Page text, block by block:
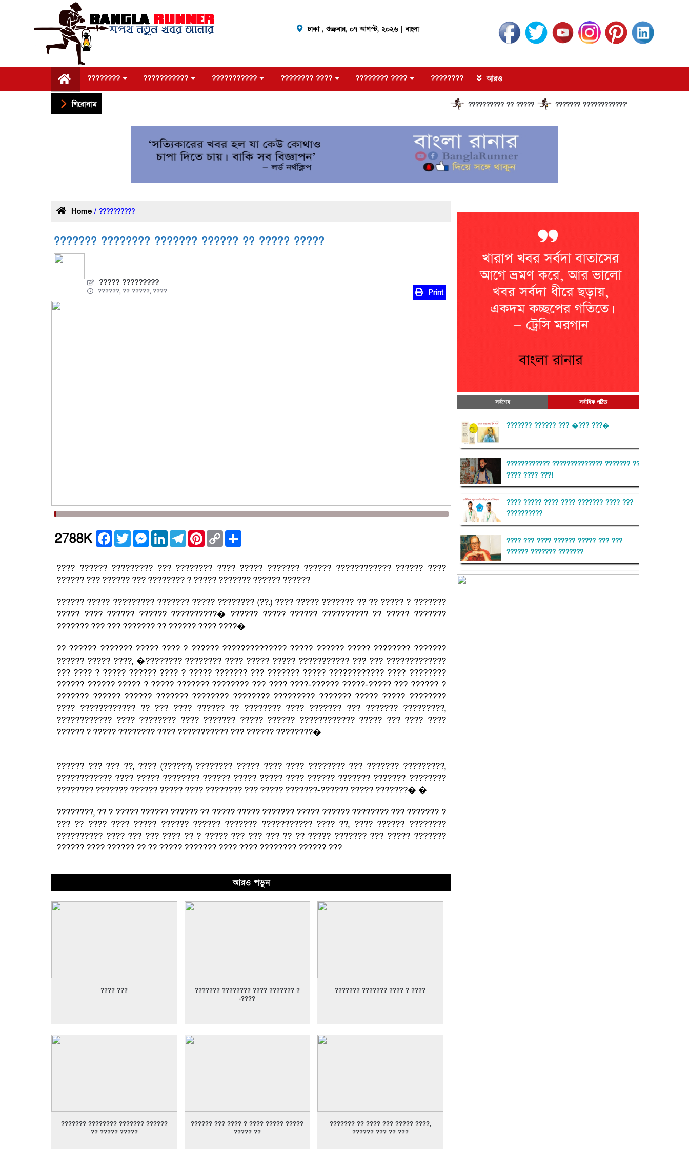
ঢাকা , শুক্রবার, ০৭ আগস্ট, ২০২৬| বাংলা
???????? ??????????? ??????????? ???????? ???? ???????? ???? ???????? আরও
শিরোনাম ?????????? ?? ????? ??????? ?????????????? ?????? ????????????
Home / ??????????
??????? ???????? ??????? ?????? ?? ????? ?????
????? ?????????
??????, ?? ?????, ???? Print
2788K Facebook
TwitterMessenger
LinkedInTelegramPinterest
Copy
Link
???? ?????? ????????? ??? ???????? ???? ????? ??????? ?????? ???????????? ?????? ????
?????? ??? ?????? ??? ???????? ? ????? ??????? ?????? ??????
?????? ????? ????????? ??????? ????? ???????? (??.) ???? ????? ??????? ?? ?? ????? ? ???????
????? ???? ?????? ?????? ??????????� ?????? ????? ?????? ?????????? ?? ????? ???????
??????? ??? ??? ??????? ?? ?????? ???? ????�
?? ?????? ??????? ????? ???? ? ?????? ?????????????? ????? ?????? ????? ???????? ???????
?????? ????? ????, �???????? ???????? ???? ????? ????? ??????????? ??? ??? ?????????????
??? ???? ? ????? ?????? ???? ? ????? ??????? ??? ??????? ????? ???????????? ???? ????????
?????? ?????? ????? ? ????? ??????? ???????? ??? ???? ????-?????? ?????-????? ??? ?????? ?
??????? ?????? ?????? ??????? ???????? ???????? ????????? ??????? ????? ????? ????????
???? ???????????? ?? ??? ???? ?????? ?? ???????? ???? ??????? ??? ??????? ?????????,
???????????? ???? ???????? ???? ??????? ????? ?????? ???????????? ????? ??? ???? ????
?????? ? ????? ???????? ???? ??????????? ??? ?????? ????????�
?????? ??? ??? ??, ???? (??????) ???????? ????? ???? ???? ???????? ??? ??????? ?????????,
???????????? ???? ????? ???????? ?????? ????? ????? ???? ?????? ??????? ??????? ????????
???????? ??????? ?????? ????? ???? ???????? ??? ????? ???????-?????? ????? ???????� �
????????, ?? ? ????? ?????? ?????? ?? ????? ????? ??????? ????? ?????? ???????? ??? ??????? ?
??? ?? ???? ???? ????? ?????? ?????? ??????? ??????????? ???? ??, ???? ?????? ????????
?????????? ???? ??? ??? ???? ?? ? ????? ??? ??? ??? ?? ?? ????? ??????? ??? ????? ???????
?????? ???? ?????? ?? ?? ????? ??????? ???? ???? ???????? ?????? ???
আরও পড়ুন
???? ???
??????? ???????? ???? ??????? ?
-????
??????? ??????? ???? ? ????
??????? ???????? ??????? ??????
?? ????? ?????
?????? ??? ???? ? ???? ????? ?????
????? ??
??????? ?? ???? ??? ????? ????,
?????? ??? ?? ???
সর্বশেষ সর্বাধিক পঠিত
??????? ?????? ??? �??? ???�
???????????? ?????????????? ??????? ??
???? ???? ???!
???? ????? ???? ???? ??????? ???? ???
??????????
???? ??? ???? ?????? ????? ??? ???
?????? ??????? ???????
???? ??? ?????